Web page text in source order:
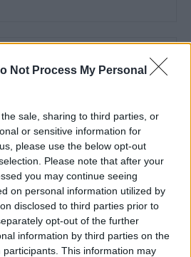
Not Process My Personal
sale, sharing to third parties, or
or sensitive information for
please use the below opt-out
Please note that after your
you may continue seeing
on personal information utilized by
disclosed to third parties prior to
opt-out of the further
information by third parties on the
participants. This information may
correu electrònic i el lloc web en
propera vegada que comenti.